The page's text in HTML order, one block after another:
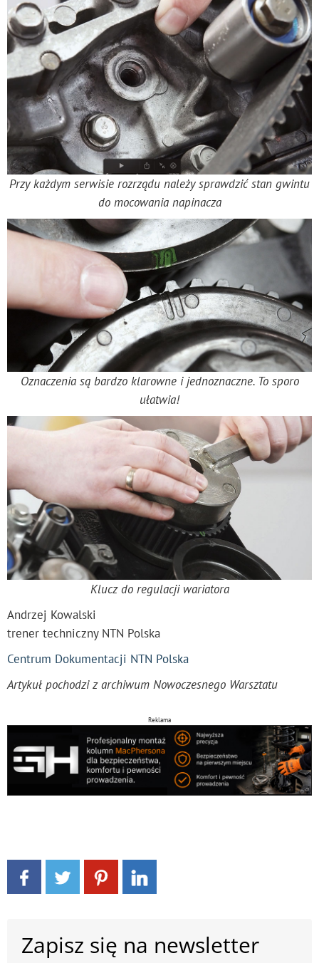
Przy każdym serwisie rozrządu należy sprawdzić stan gwintu
do mocowania napinacza
Oznaczenia są bardzo klarowne i jednoznaczne. To sporo
ułatwia!
Klucz do regulacji wariatora
Andrzej Kowalski
trener techniczny NTN Polska
Centrum Dokumentacji NTN Polska
Artykuł pochodzi z archiwum Nowoczesnego Warsztatu
Reklama
Zapisz się na newsletter